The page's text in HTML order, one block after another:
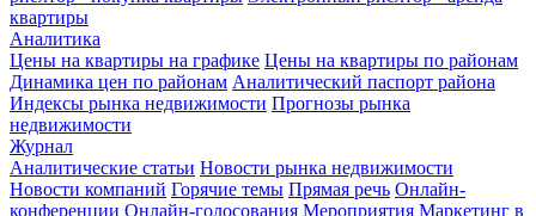
квартиры
Аналитика
Цены на квартиры на графике Цены на квартиры по районам
Динамика цен по районам Аналитический паспорт района
Индексы рынка недвижимости Прогнозы рынка
недвижимости
Журнал
Аналитические статьи Новости рынка недвижимости
Новости компаний Горячие темы Прямая речь Онлайн-
конференции Онлайн-голосования Мероприятия Маркетинг в